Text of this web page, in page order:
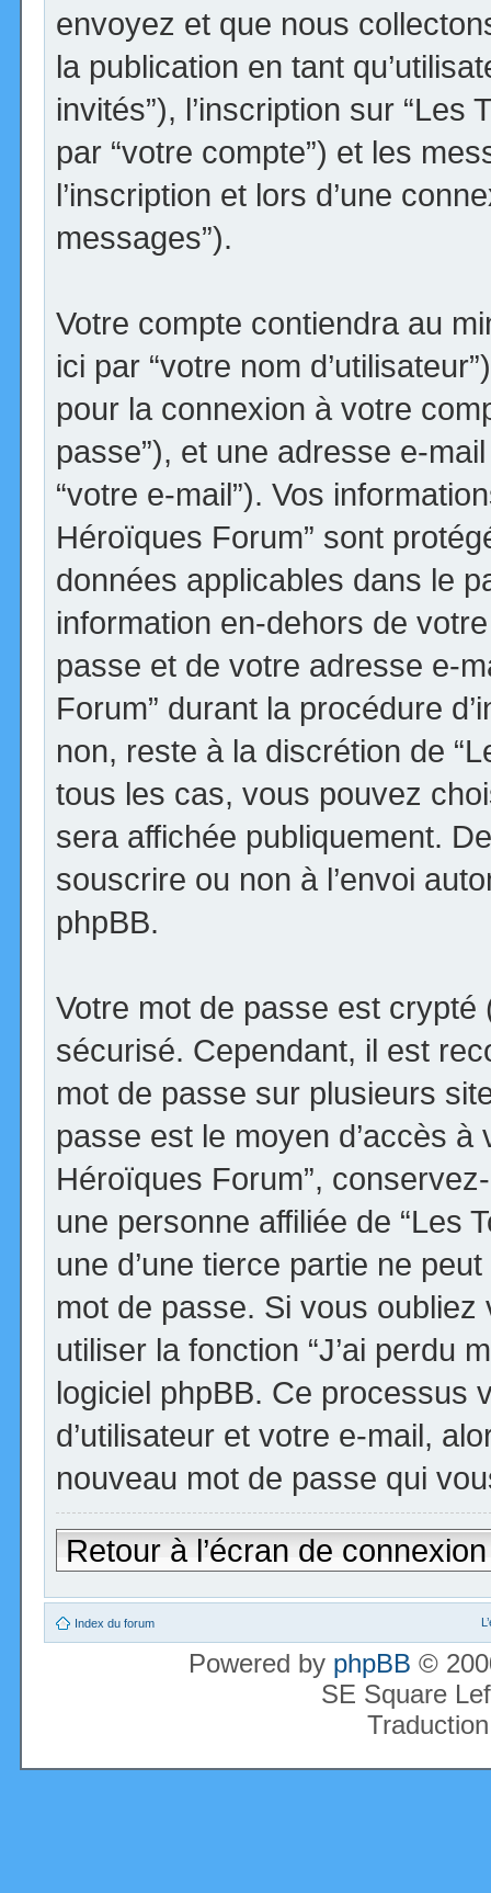
envoyez et que nous
la publication en tant
invités”), l’inscription sur
par “votre compte”) et les
l’inscription et lors d’une
messages”).
Votre compte contiendra au
ici par “votre nom
pour la connexion à votre
passe”), et une adresse e-
“votre e-mail”). Vos
Héroïques Forum” sont
données applicables dans le
information en-dehors de
passe et de votre adresse e-
Forum” durant la procédure
non, reste à la discrétion de
tous les cas, vous pouvez
sera affichée publiquement.
souscrire ou non à l’envoi
phpBB.
Votre mot de passe est crypté
sécurisé. Cependant, il est
mot de passe sur plusieurs
passe est le moyen d’accès à
Héroïques Forum”,
une personne affiliée de “Les
une d’une tierce partie ne
mot de passe. Si vous
utiliser la fonction “J’ai perdu
logiciel phpBB. Ce processus
d’utilisateur et votre e-mail,
nouveau mot de passe qui
Retour à l’écran de connexion
Index du forum
Powered by phpBB ©
SE Square